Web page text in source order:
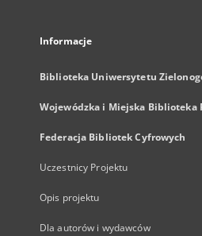
Informacje
Biblioteka Uniwersytetu
Wojewódzka i Miejska Biblioteka
Federacja Bibliotek Cyfrowych
Uczestnicy Projektu
Opis projektu
Dla autorów i wydawców